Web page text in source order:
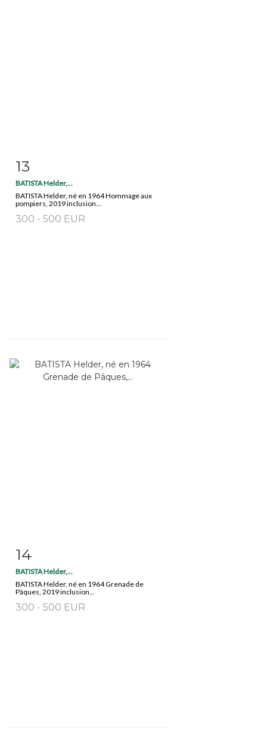
Fiche détaillée
13
BATISTA Helder,...
BATISTA Helder, né en 1964 Hommage aux
pompiers, 2019 inclusion...
300 - 500 EUR
Fiche détaillée
14
BATISTA Helder,...
BATISTA Helder, né en 1964 Grenade de
Pâques, 2019 inclusion...
300 - 500 EUR